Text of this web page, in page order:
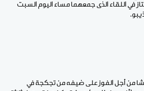
في اللقاء الذى جمعهما مساء اليوم السبت
من أجل الفوز على ضيفه من تجكجة في